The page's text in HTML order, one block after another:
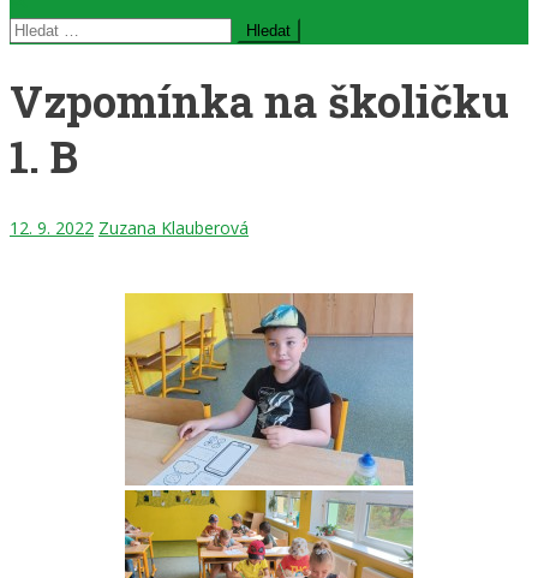
Vyhledávání
Vzpomínka na školičku
1. B
12. 9. 2022 Zuzana Klauberová